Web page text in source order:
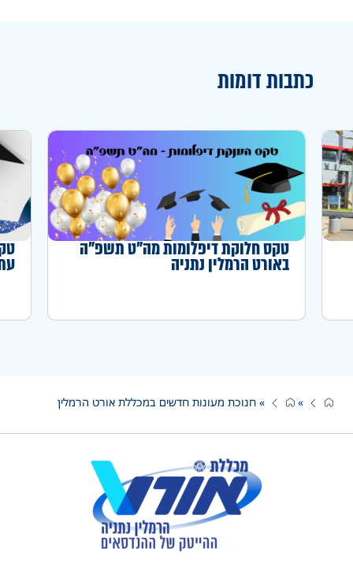
כתבות דומות
טקס חלוקת דיפלומות מה"ט תשפ"ה
באורט הרמלין נתניה
»
» חנוכת מעונות חדשים במכללת אורט הרמלין